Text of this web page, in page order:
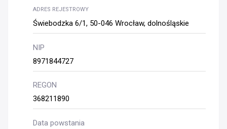
ADRES REJESTROWY
Świebodzka 6/1, 50-046 Wrocław, dolnośląskie
NIP
8971844727
REGON
368211890
Data powstania